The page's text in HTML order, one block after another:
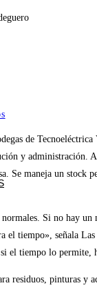
de
y administración.
Se maneja un stock
Si no hay
el tiempo», señala
el tiempo lo
residuos, pinturas y